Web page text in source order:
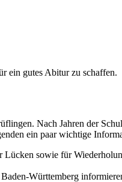
ein gutes Abitur zu schaffen.
Nach Jahren der
ein paar wichtige
sowie für
Württemberg